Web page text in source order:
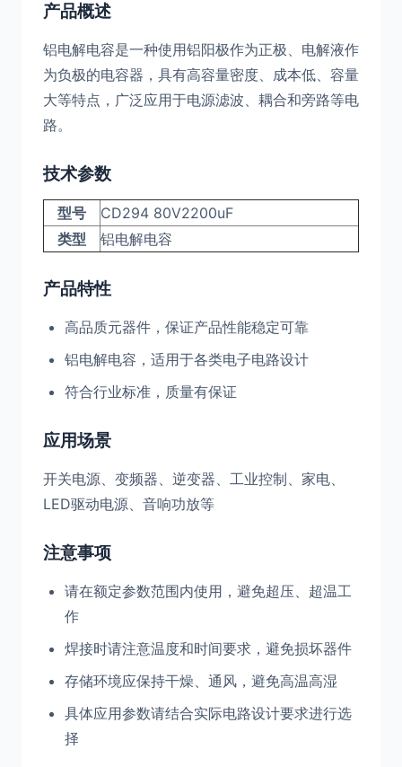
产品概述
铝电解电容是一种使用铝阳极作为正极、电解液作
为负极的电容器，具有高容量密度、成本低、容量
大等特点，广泛应用于电源滤波、耦合和旁路等电
路。
技术参数
型号
CD294 80V2200uF
类型
铝电解电容
产品特性
高品质元器件，保证产品性能稳定可靠
铝电解电容，适用于各类电子电路设计
符合行业标准，质量有保证
应用场景
开关电源、变频器、逆变器、工业控制、家电、
LED驱动电源、音响功放等
注意事项
请在额定参数范围内使用，避免超压、超温工
作
焊接时请注意温度和时间要求，避免损坏器件
存储环境应保持干燥、通风，避免高温高湿
具体应用参数请结合实际电路设计要求进行选
择